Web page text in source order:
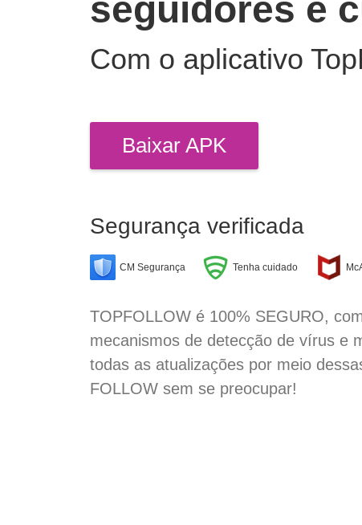
seguidores e
Com o aplicativo
Baixar APK
Segurança verificada
CM Segurança Tenha cuidado
TOPFOLLOW é 100% SEGURO,
mecanismos de detecção de vírus e
todas as atualizações por meio
FOLLOW sem se preocupar!